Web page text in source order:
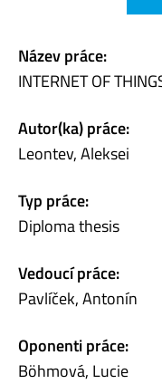
Název práce:
INTERNET OF
Autor(ka) práce:
Leontev, Aleksei
Typ práce:
Diploma thesis
Vedoucí práce:
Pavlíček, Antonín
Oponenti práce:
Böhmová, Lucie